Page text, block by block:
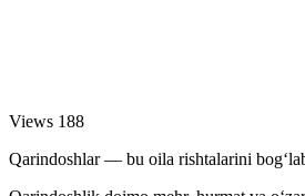
Views 188
Qarindoshlar — bu oila rishtalarini